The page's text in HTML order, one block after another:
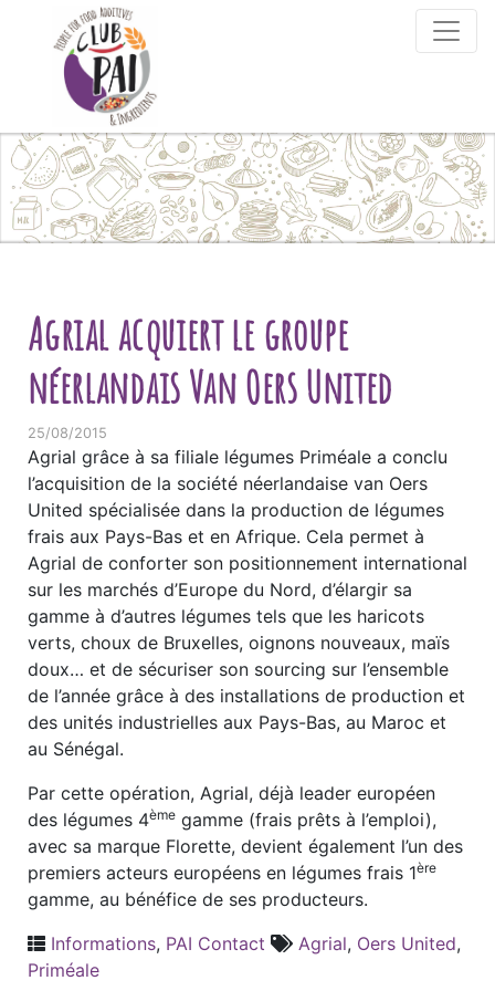
Skip to content
Agrial acquiert le groupe
néerlandais Van Oers United
25/08/2015
Agrial grâce à sa filiale légumes Priméale a conclu
l’acquisition de la société néerlandaise van Oers
United spécialisée dans la production de légumes
frais aux Pays-Bas et en Afrique. Cela permet à
Agrial de conforter son positionnement international
sur les marchés d’Europe du Nord, d’élargir sa
gamme à d’autres légumes tels que les haricots
verts, choux de Bruxelles, oignons nouveaux, maïs
doux… et de sécuriser son sourcing sur l’ensemble
de l’année grâce à des installations de production et
des unités industrielles aux Pays-Bas, au Maroc et
au Sénégal.
Par cette opération, Agrial, déjà leader européen
des légumes 4ème gamme (frais prêts à l’emploi),
avec sa marque Florette, devient également l’un des
premiers acteurs européens en légumes frais 1ère
gamme, au bénéfice de ses producteurs.
Informations, PAI Contact Agrial, Oers United,
Priméale